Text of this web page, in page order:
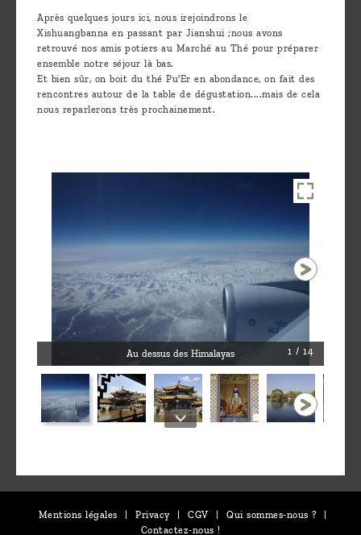
Contactez-
nous !
Après quelques jours ici, nous irejoindrons le
Xishuangbanna en passant par Jianshui ;nous avons
retrouvé nos amis potiers au Marché au Thé pour préparer
ensemble notre séjour là bas.
Et bien sûr, on boit du thé Pu'Er en abondance, on fait des
rencontres autour de la table de dégustation....mais de cela
nous reparlerons très prochainement.
Au dessus des Himalayas 1 / 14
Mentions légales Privacy CGV Qui sommes-nous ?
Contactez-nous !